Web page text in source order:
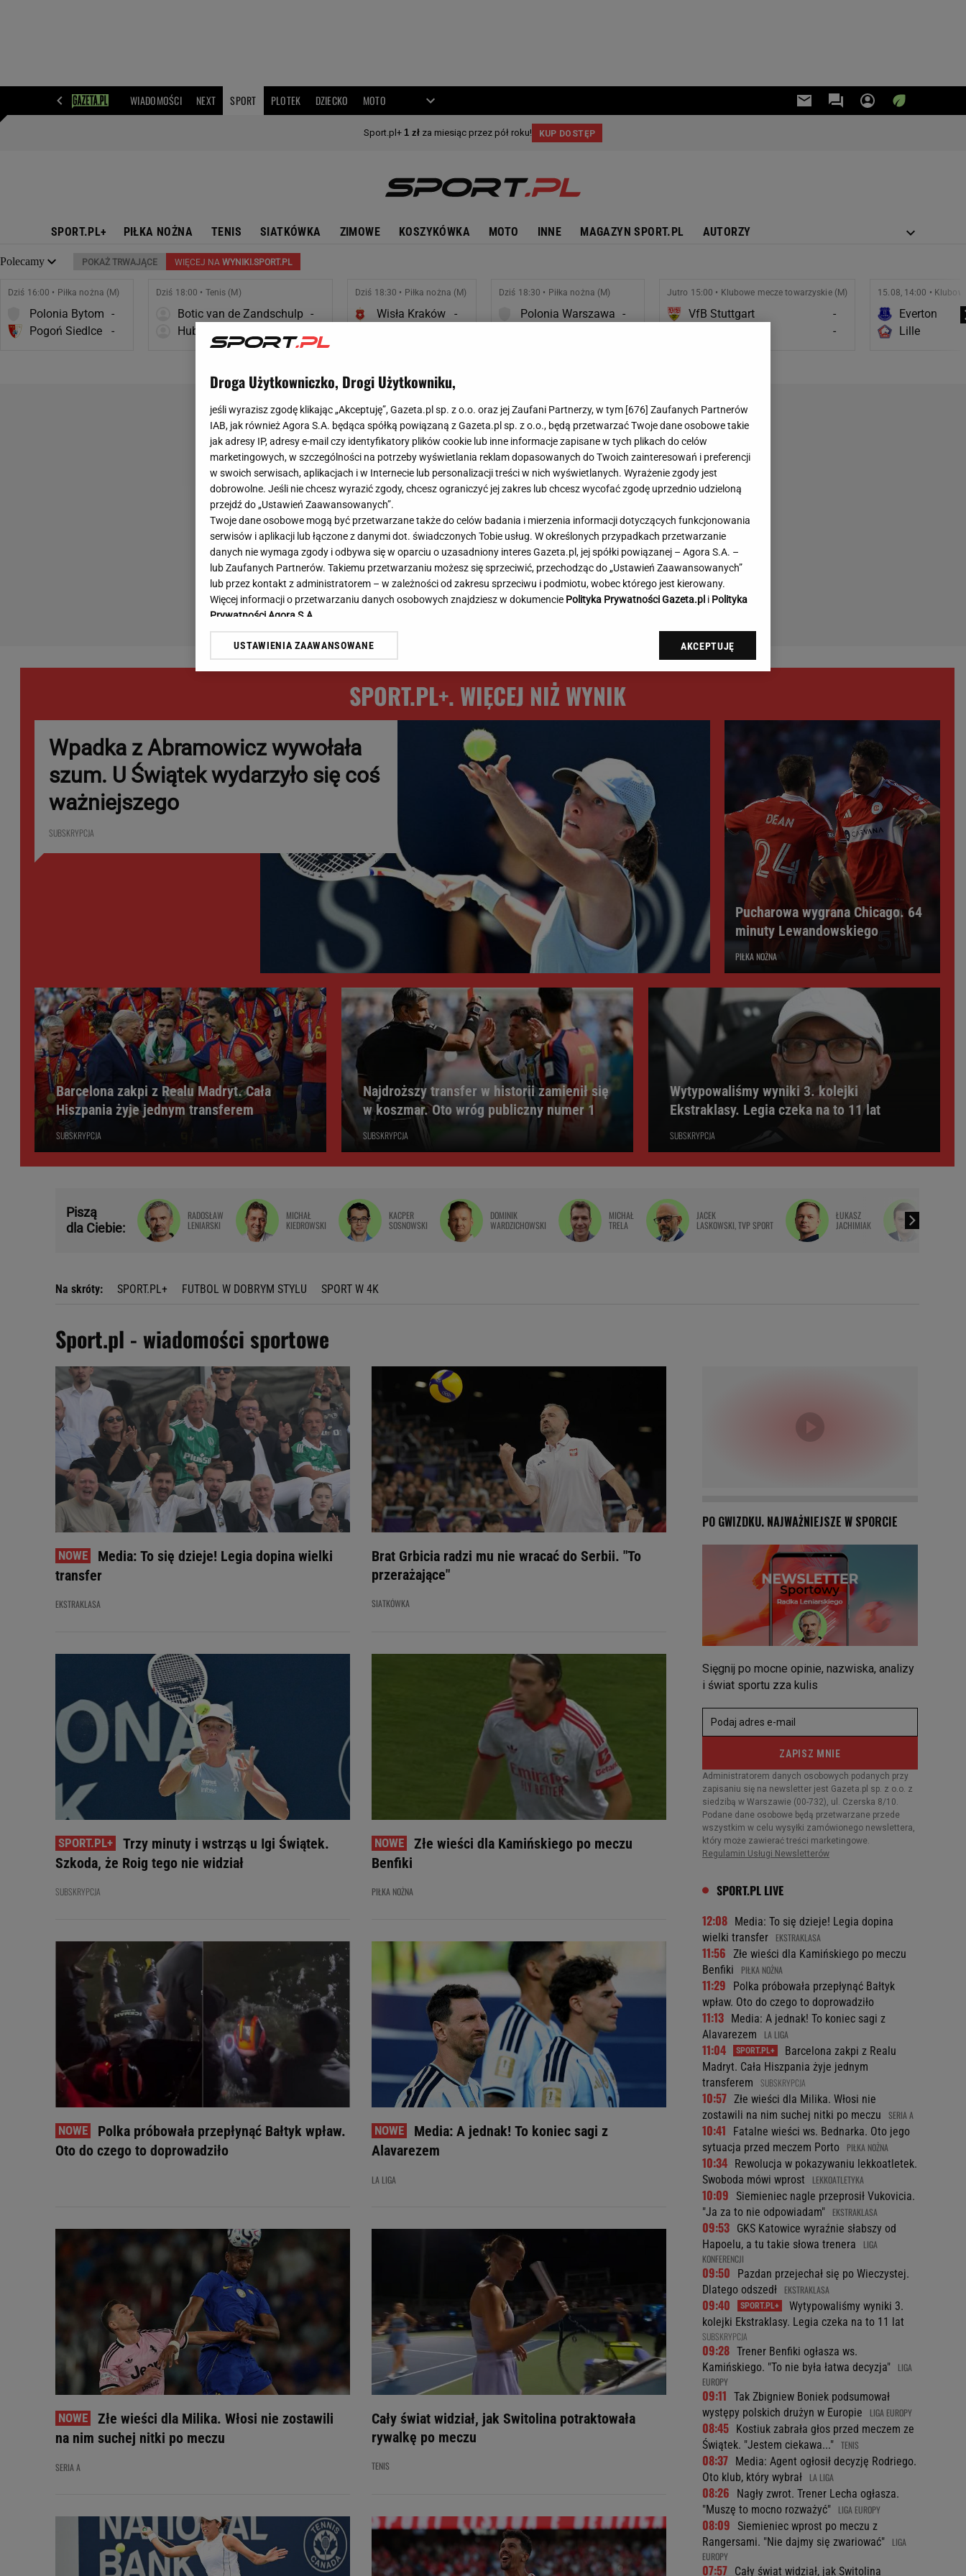
WIADOMOŚCI NEXT SPORT PLOTEK DZIECKO MOTO
SPORT.PL+ PIŁKA NOŻNA TENIS SIATKÓWKA ZIMOWE KOSZYKÓWKA MOTO INNE MAGAZYN SPORT.PL AUTORZY
Polecamy POKAŻ TRWAJĄCE WIĘCEJ NA WYNIKI.SPORT.PL
Dziś 16:00 • Piłka nożna (M)
Polonia Bytom -
Pogoń Siedlce
-
Dziś 18:00 • Tenis (M)
Botic van de Zandschulp -
Hubert Hurkacz
Dziś 18:30 • Piłka nożna (M)
Wisła Kraków
-
Dziś 18:30 • Piłka nożna (M)
Polonia Warszawa -
Jutro 15:00 • Klubowe mecze towarzyskie (M)
VfB Stuttgart
-
-
15.08, 14:00 •
Everton
Lille
SPORT.PL+. WIĘCEJ NIŻ WYNIK
Wpadka z Abramowicz wywołała
szum. U Świątek wydarzyło się coś
ważniejszego
SUBSKRYPCJA
Pucharowa wygrana Chicago. 64
minuty Lewandowskiego
PIŁKA NOŻNA
Barcelona zakpi z Realu Madryt. Cała
Hiszpania żyje jednym transferem
SUBSKRYPCJA
Najdroższy transfer w historii zamienił się
w koszmar. Oto wróg publiczny numer 1
SUBSKRYPCJA
Wytypowaliśmy wyniki 3. kolejki
Ekstraklasy. Legia czeka na to 11 lat
SUBSKRYPCJA
Piszą
dla Ciebie:
RADOSŁAW
LENIARSKI
MICHAŁ
KIEDROWSKI
KACPER
SOSNOWSKI
DOMINIK
WARDZICHOWSKI
MICHAŁ
TRELA
JACEK
LASKOWSKI, TVP SPORT
ŁUKASZ
JACHIMIAK
Na skróty: SPORT.PL+ FUTBOL W DOBRYM STYLU SPORT W 4K
Sport.pl - wiadomości sportowe
Media: To się dzieje! Legia dopina wielki
transfer
EKSTRAKLASA
Brat Grbicia radzi mu nie wracać do Serbii. "To
przerażające"
SIATKÓWKA
Trzy minuty i wstrząs u Igi Świątek.
Szkoda, że Roig tego nie widział
SUBSKRYPCJA
Złe wieści dla Kamińskiego po meczu
Benfiki
PIŁKA NOŻNA
Polka próbowała przepłynąć Bałtyk wpław.
Oto do czego to doprowadziło
Media: A jednak! To koniec sagi z
Alavarezem
LA LIGA
Złe wieści dla Milika. Włosi nie zostawili
na nim suchej nitki po meczu
SERIA A
Cały świat widział, jak Switolina potraktowała
rywalkę po meczu
TENIS
SPORT.PL LIVE
12:08 Media: To się dzieje! Legia dopina
wielki transfer
EKSTRAKLASA
11:56 Złe wieści dla Kamińskiego po meczu
Benfiki
PIŁKA NOŻNA
11:29
Polka próbowała przepłynąć Bałtyk
wpław. Oto do czego to doprowadziło
11:13 Media: A jednak! To koniec sagi z
Alavarezem
LA LIGA
11:04
Barcelona zakpi z Realu
Madryt. Cała Hiszpania żyje jednym
transferem
SUBSKRYPCJA
10:57 Złe wieści dla Milika. Włosi nie
zostawili na nim suchej nitki po meczu
SERIA A
10:41
Fatalne wieści ws. Bednarka. Oto jego
sytuacja przed meczem Porto
PIŁKA NOŻNA
10:34 Rewolucja w pokazywaniu lekkoatletek.
Swoboda mówi wprost
LEKKOATLETYKA
10:09 Siemieniec nagle przeprosił Vukovicia.
"Ja za to nie odpowiadam"
EKSTRAKLASA
09:53 GKS Katowice wyraźnie słabszy od
Hapoelu, a tu takie słowa trenera
LIGA
KONFERENCJI
09:50
Pazdan przejechał się po Wieczystej.
Dlatego odszedł
EKSTRAKLASA
09:40
Wytypowaliśmy wyniki 3.
kolejki Ekstraklasy. Legia czeka na to 11 lat
SUBSKRYPCJA
09:28 Trener Benfiki ogłasza ws.
Kamińskiego. "To nie była łatwa decyzja"
LIGA
EUROPY
09:11 Tak Zbigniew Boniek podsumował
występy polskich drużyn w Europie
LIGA EUROPY
08:45 Kostiuk zabrała głos przed meczem ze
Świątek. "Jestem ciekawa..." TENIS
08:37 Media: Agent ogłosił decyzję Rodriego.
Oto klub, który wybrał
LA LIGA
08:26
Nagły zwrot. Trener Lecha ogłasza.
"Muszę to mocno rozważyć"
LIGA EUROPY
08:09 Siemieniec wprost po meczu z
Rangersami. "Nie dajmy się zwariować"
LIGA
EUROPY
07:57 Cały świat widział, jak Switolina
Droga Użytkowniczko, Drogi Użytkowniku,
jeśli wyrazisz zgodę klikając „Akceptuję”, Gazeta.pl sp. z o.o. oraz jej Zaufani Partnerzy, w tym [676] Zaufanych Partnerów
IAB, jak również Agora S.A. będąca spółką powiązaną z Gazeta.pl sp. z o.o., będą przetwarzać Twoje dane osobowe takie
jak adresy IP, adresy e-mail czy identyfikatory plików cookie lub inne informacje zapisane w tych plikach do celów
marketingowych, w szczególności na potrzeby wyświetlania reklam dopasowanych do Twoich zainteresowań i preferencji
w swoich serwisach, aplikacjach i w Internecie lub personalizacji treści w nich wyświetlanych. Wyrażenie zgody jest
dobrowolne. Jeśli nie chcesz wyrazić zgody, chcesz ograniczyć jej zakres lub chcesz wycofać zgodę uprzednio udzieloną
przejdź do „Ustawień Zaawansowanych”.
Twoje dane osobowe mogą być przetwarzane także do celów badania i mierzenia informacji dotyczących funkcjonowania
serwisów i aplikacji lub łączone z danymi dot. świadczonych Tobie usług. W określonych przypadkach przetwarzanie
danych nie wymaga zgody i odbywa się w oparciu o uzasadniony interes Gazeta.pl, jej spółki powiązanej – Agora S.A. –
lub Zaufanych Partnerów. Takiemu przetwarzaniu możesz się sprzeciwić, przechodząc do „Ustawień Zaawansowanych”
lub przez kontakt z administratorem – w zależności od zakresu sprzeciwu i podmiotu, wobec którego jest kierowany.
Więcej informacji o przetwarzaniu danych osobowych znajdziesz w dokumencie Polityka Prywatności Gazeta.pl i Polityka
Prywatności Agora S.A.
Klikając „Akceptuję” wyrażasz też zgodę na zainstalowanie i przechowywanie plików cookie Gazeta.pl sp. z o.o., jej
Zaufanych Partnerów i Agora S.A. na Twoim urządzeniu końcowym. Możesz w każdej chwili zmienić swoje preferencje
odnośnik „Ustawienia prywatności ” w stopce serwisu i przechodząc do „Ustawień Zaawansowanych”. Zmiana ustawień
plików cookie możliwa jest także za pomocą ustawień przeglądarki.
My, nasi Zaufani Partnerzy i Agora S.A. możemy przetwarzać dane osobowe w następujących celach:
Użycie dokładnych danych geolokalizacyjnych. Aktywne skanowanie charakterystyki urządzenia do celów identyfikacji.
Przechowywanie informacji na urządzeniu lub dostęp do nich. Spersonalizowane reklamy i treści, pomiar reklam i treści,
badnie odbiorców i ulepszanie usług.
Lista Zaufanych Partnerów
USTAWIENIA ZAAWANSOWANE AKCEPTUJĘ